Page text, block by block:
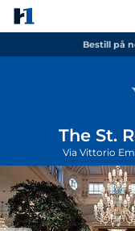
Bestill på
The St.
Via Vittorio